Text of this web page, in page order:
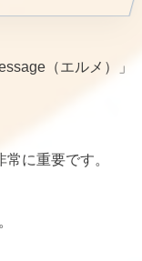
（エルメ）」
に重要です。